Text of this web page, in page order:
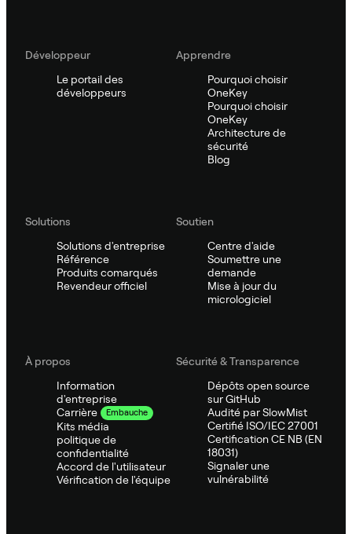
Développeur
Le portail des
développeurs
Apprendre
Pourquoi choisir
OneKey
Pourquoi choisir
OneKey
Architecture de
sécurité
Blog
Solutions
Solutions d'entreprise
Référence
Produits comarqués
Revendeur officiel
Soutien
Centre d'aide
Soumettre une
demande
Mise à jour du
micrologiciel
À propos
Information
d'entreprise
Carrière
Embauche
Kits média
politique de
confidentialité
Accord de l'utilisateur
Vérification de l'équipe
Sécurité & Transparence
Dépôts open source
sur GitHub
Audité par SlowMist
Certifié ISO/IEC 27001
Certification CE NB (EN
18031)
Signaler une
vulnérabilité